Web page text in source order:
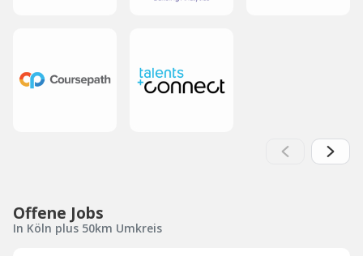
Offene Jobs
In Köln plus 50km Umkreis